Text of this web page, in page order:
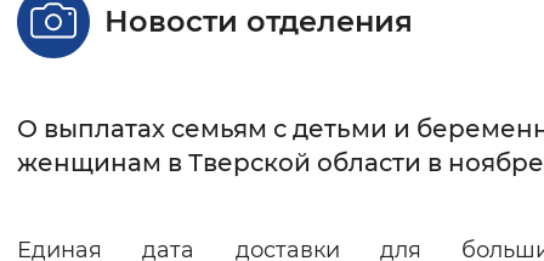
Стандартный Увеличенный
Без засечек С засечками
Нормальный Увеличенный
Новости отделения
О выплатах семьям с детьми и
женщинам в Тверской области в ноябре
Единая дата доставки для